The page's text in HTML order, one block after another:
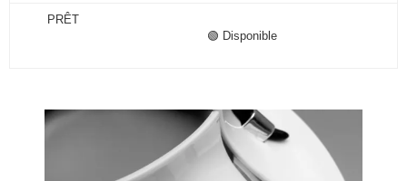
PRÊT
🟢 Disponible